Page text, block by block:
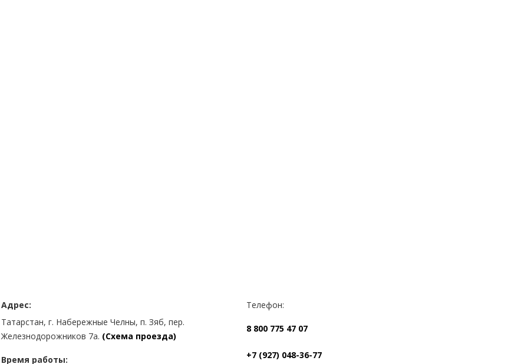
Адрес:
Татарстан, г. Набережные Челны, п. Зяб, пер.
Железнодорожников 7а. (Схема проезда)
Время работы:
Телефон:
8 800 775 47 07
+7 (927) 048-36-77